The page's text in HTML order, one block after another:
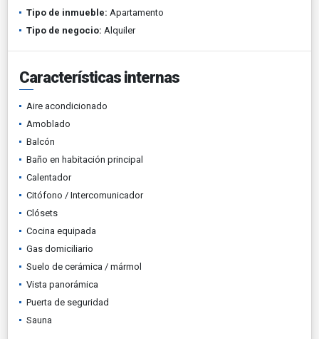
Tipo de inmueble: Apartamento
Tipo de negocio: Alquiler
Características internas
Aire acondicionado
Amoblado
Balcón
Baño en habitación principal
Calentador
Citófono / Intercomunicador
Clósets
Cocina equipada
Gas domiciliario
Suelo de cerámica / mármol
Vista panorámica
Puerta de seguridad
Sauna